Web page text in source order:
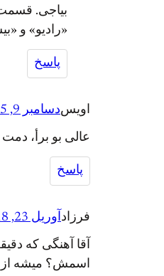
بیاجی.
«رادیو» و
پاسخ
اویسدسامبر 9, 2015
عالی بو برأ،
پاسخ
فرزادآوریل 23, 2018
اسمش؟ میشه از